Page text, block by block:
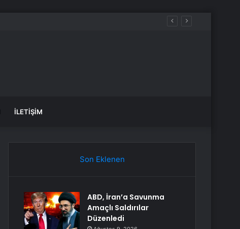
İLETIŞIM
Son Eklenen
ABD, İran’a Savunma
Amaçlı Saldırılar
Düzenledi